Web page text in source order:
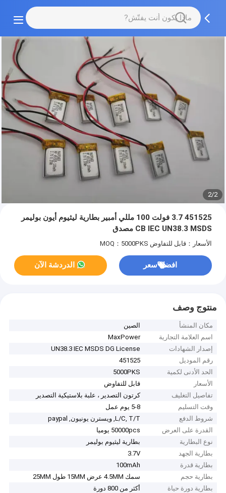
2/2
451525 3.7 فولت 100 مللي أمبير بطارية ليثيوم أيون بوليمر
CB IEC UN38.3 MSDS مصدق
الأسعار：قابل للتفاوض MOQ：5000PKS
افضل سعر الدردشة الآن
منتوج وصف
مكان المنشأ
الصين
اسم العلامة التجارية
MaxPower
إصدار الشهادات
UN38.3 IEC MSDS DG License
رقم الموديل
451525
الحد الأدنى لكمية
5000PKS
الأسعار
قابل للتفاوض
تفاصيل التغليف
كرتون التصدير ، علبة بلاستيكية التصدير
وقت التسليم
5-8 يوم عمل
شروط الدفع
L/C, T/T, ويسترن يونيون, paypal
القدرة على العرض
50000pcs يوميا
نوع البطارية
بطارية ليثيوم بوليمر
بطارية الجهد
3.7V
بطارية قدرة
100mAh
بطارية حجم
سمك 4.5MM عرض 15MM طول 25MM
بطارية دورة حياة
أكثر من 800 دورة